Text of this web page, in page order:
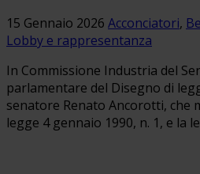
15 Gennaio 2026 Acconciatori,
Lobby e rappresentanza
In Commissione Industria del
parlamentare del Disegno di
senatore Renato Ancorotti, che
legge 4 gennaio 1990, n. 1, e la